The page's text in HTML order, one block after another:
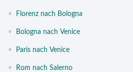
• Florenz nach Bologna
• Bologna nach Venice
• Paris nach Venice
• Rom nach Salerno